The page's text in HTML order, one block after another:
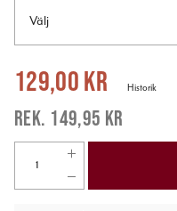
Välj
Nuvarande pris:129,00 kr
129,00 kr
149,95 kr
Historik